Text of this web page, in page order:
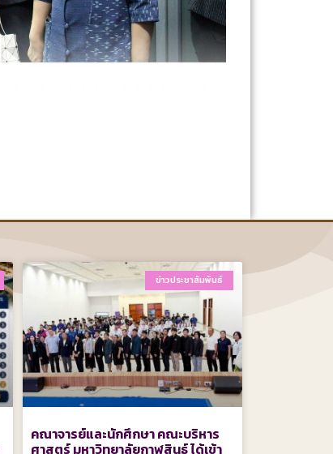
ข่าวประชาสัมพันธ์
คณาจารย์และนักศึกษา คณะบริหาร
ศาสตร์ มหาวิทยาลัยกาฬสินธุ์ ได้เข้า